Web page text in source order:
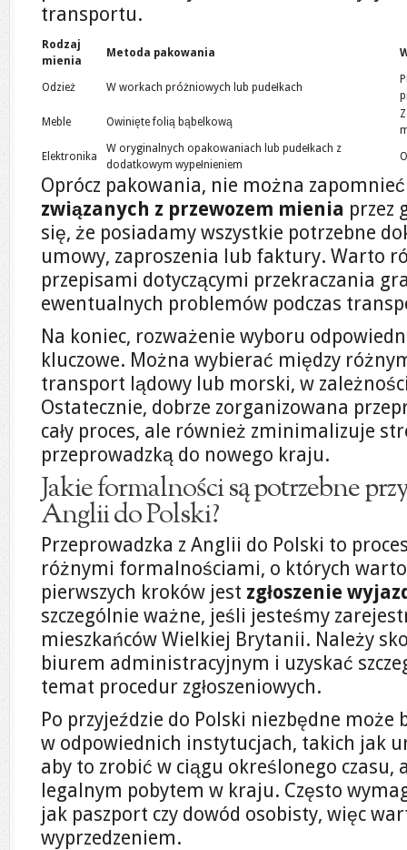
transportu.
Rodzaj
mienia
Metoda pakowania
Odzież W workach próżniowych lub pudełkach
Meble Owinięte folią bąbelkową
Elektronika
W oryginalnych opakowaniach lub pudełkach z
dodatkowym wypełnieniem
Oprócz pakowania, nie można
związanych z przewozem mienia przez
się, że posiadamy wszystkie potrzebne
umowy, zaproszenia lub faktury. Warto
przepisami dotyczącymi przekraczania
ewentualnych problemów podczas
Na koniec, rozważenie wyboru
kluczowe. Można wybierać między
transport lądowy lub morski, w
Ostatecznie, dobrze zorganizowana
cały proces, ale również zminimalizuje
przeprowadzką do nowego kraju.
Jakie formalności są potrzebne
Anglii do Polski?
Przeprowadzka z Anglii do Polski to
różnymi formalnościami, o których
pierwszych kroków jest zgłoszenie
szczególnie ważne, jeśli jesteśmy
mieszkańców Wielkiej Brytanii. Należy
biurem administracyjnym i uzyskać
temat procedur zgłoszeniowych.
Po przyjeździe do Polski niezbędne może
w odpowiednich instytucjach, takich jak
aby to zrobić w ciągu określonego czasu,
legalnym pobytem w kraju. Często
jak paszport czy dowód osobisty, więc
wyprzedzeniem.